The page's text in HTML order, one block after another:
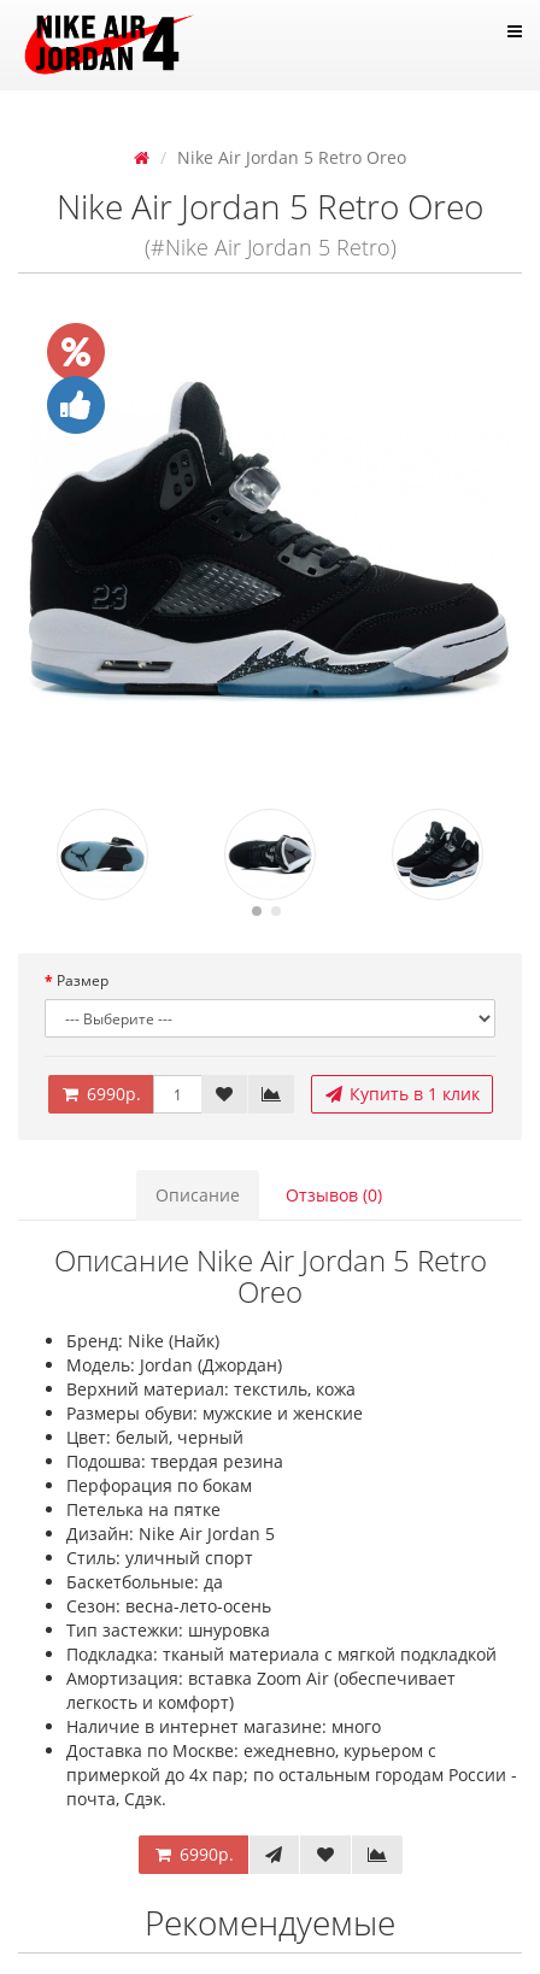
Nike Air Jordan 5 Retro Oreo
Nike Air Jordan 5 Retro Oreo
(#Nike Air Jordan 5 Retro)
Размер
6990р. Купить в 1 клик
Описание Отзывов (0)
Описание Nike Air Jordan 5 Retro
Oreo
Бренд: Nike (Найк)
Модель: Jordan (Джордан)
Верхний материал: текстиль, кожа
Размеры обуви: мужские и женские
Цвет: белый, черный
Подошва: твердая резина
Перфорация по бокам
Петелька на пятке
Дизайн: Nike Air Jordan 5
Стиль: уличный спорт
Баскетбольные: да
Сезон: весна-лето-осень
Тип застежки: шнуровка
Подкладка: тканый материала с мягкой подкладкой
Амортизация: вставка Zoom Air (обеспечивает
легкость и комфорт)
Наличие в интернет магазине: много
Доставка по Москве: ежедневно, курьером с
примеркой до 4х пар; по остальным городам России -
почта, Сдэк.
6990р.
Рекомендуемые